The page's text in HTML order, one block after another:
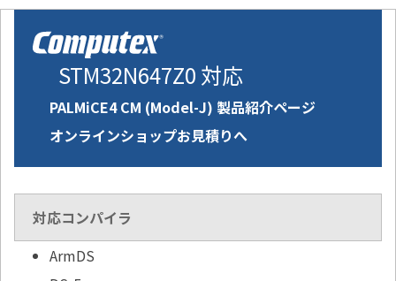
STM32N647Z0 対応
PALMiCE4 CM (Model-J) 製品紹介ページ
オンラインショップお見積りへ
対応コンパイラ
ArmDS